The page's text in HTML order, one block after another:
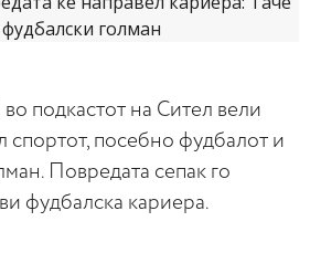
подкастот на Сител вели
спортот, посебно фудбалот и
Повредата сепак го
фудбалска кариера.